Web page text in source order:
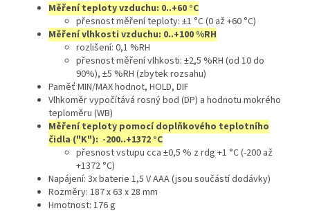
Měření teploty vzduchu: 0..+60 °C
přesnost měření teploty: ±1 °C (0 až +60 °C)
Měření vlhkosti vzduchu: 0..+100 %RH
rozlišení: 0,1 %RH
přesnost měření vlhkosti: ±2,5 %RH (od 10 do
90%), ±5 %RH (zbytek rozsahu)
Paměť MIN/MAX hodnot, HOLD, DIF
Vlhkoměr vypočítává rosný bod (DP) a hodnotu mokrého
teploměru (WB)
Měření teploty pomocí doplňkového teplotního
čidla ("K"): -200..+1372 °C
přesnost vstupu cca ±0,5 % z rdg +1 °C (-200 až
+1372 °C)
Napájení: 3x baterie 1,5 V AAA (jsou součástí dodávky)
Rozměry: 187 x 63 x 28 mm
Hmotnost: 176 g